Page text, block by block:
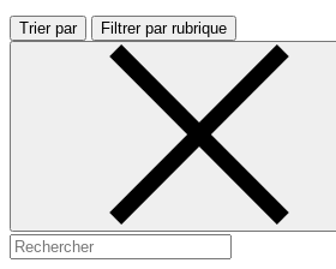
Trier par Filtrer par rubrique